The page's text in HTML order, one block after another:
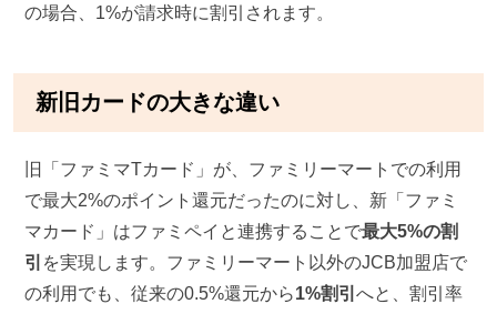
の場合、1%が請求時に割引されます。
新旧カードの大きな違い
旧「ファミマTカード」が、ファミリーマートでの利用
で最大2%のポイント還元だったのに対し、新「ファミ
マカード」はファミペイと連携することで最大5%の割
引 を実現します。ファミリーマート以外のJCB加盟店で
の利用でも、従来の0.5%還元から1%割引 へと、割引率